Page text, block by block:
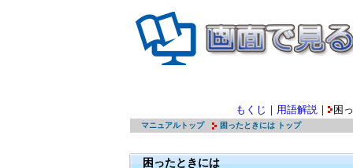
もくじ ｜ 用語解説 ｜ 困
マニュアルトップ 困ったときには トップ
困ったときには